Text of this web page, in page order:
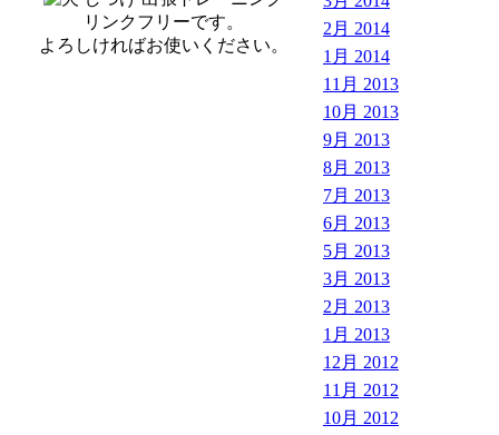
リンクフリーです。
よろしければお使いください。
2月 2014
1月 2014
11月 2013
10月 2013
9月 2013
8月 2013
7月 2013
6月 2013
5月 2013
3月 2013
2月 2013
1月 2013
12月 2012
11月 2012
10月 2012